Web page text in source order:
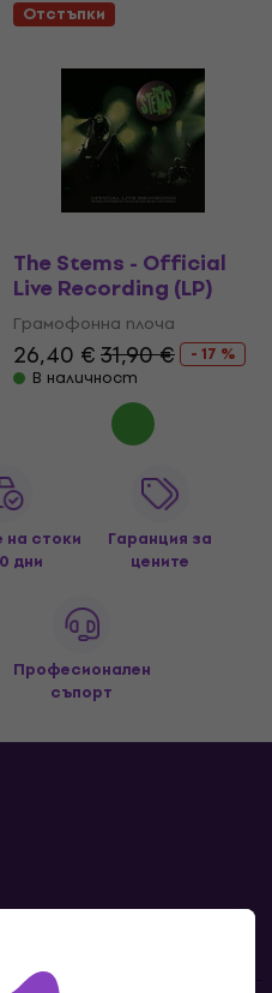
Отстъпки
The Stems - Official
Live Recording (LP)
Грамофонна плоча
26,40 €31,90 €
- 17 %
В наличност
стоки
дни
Гаранция за
цените
Професионален
съпорт